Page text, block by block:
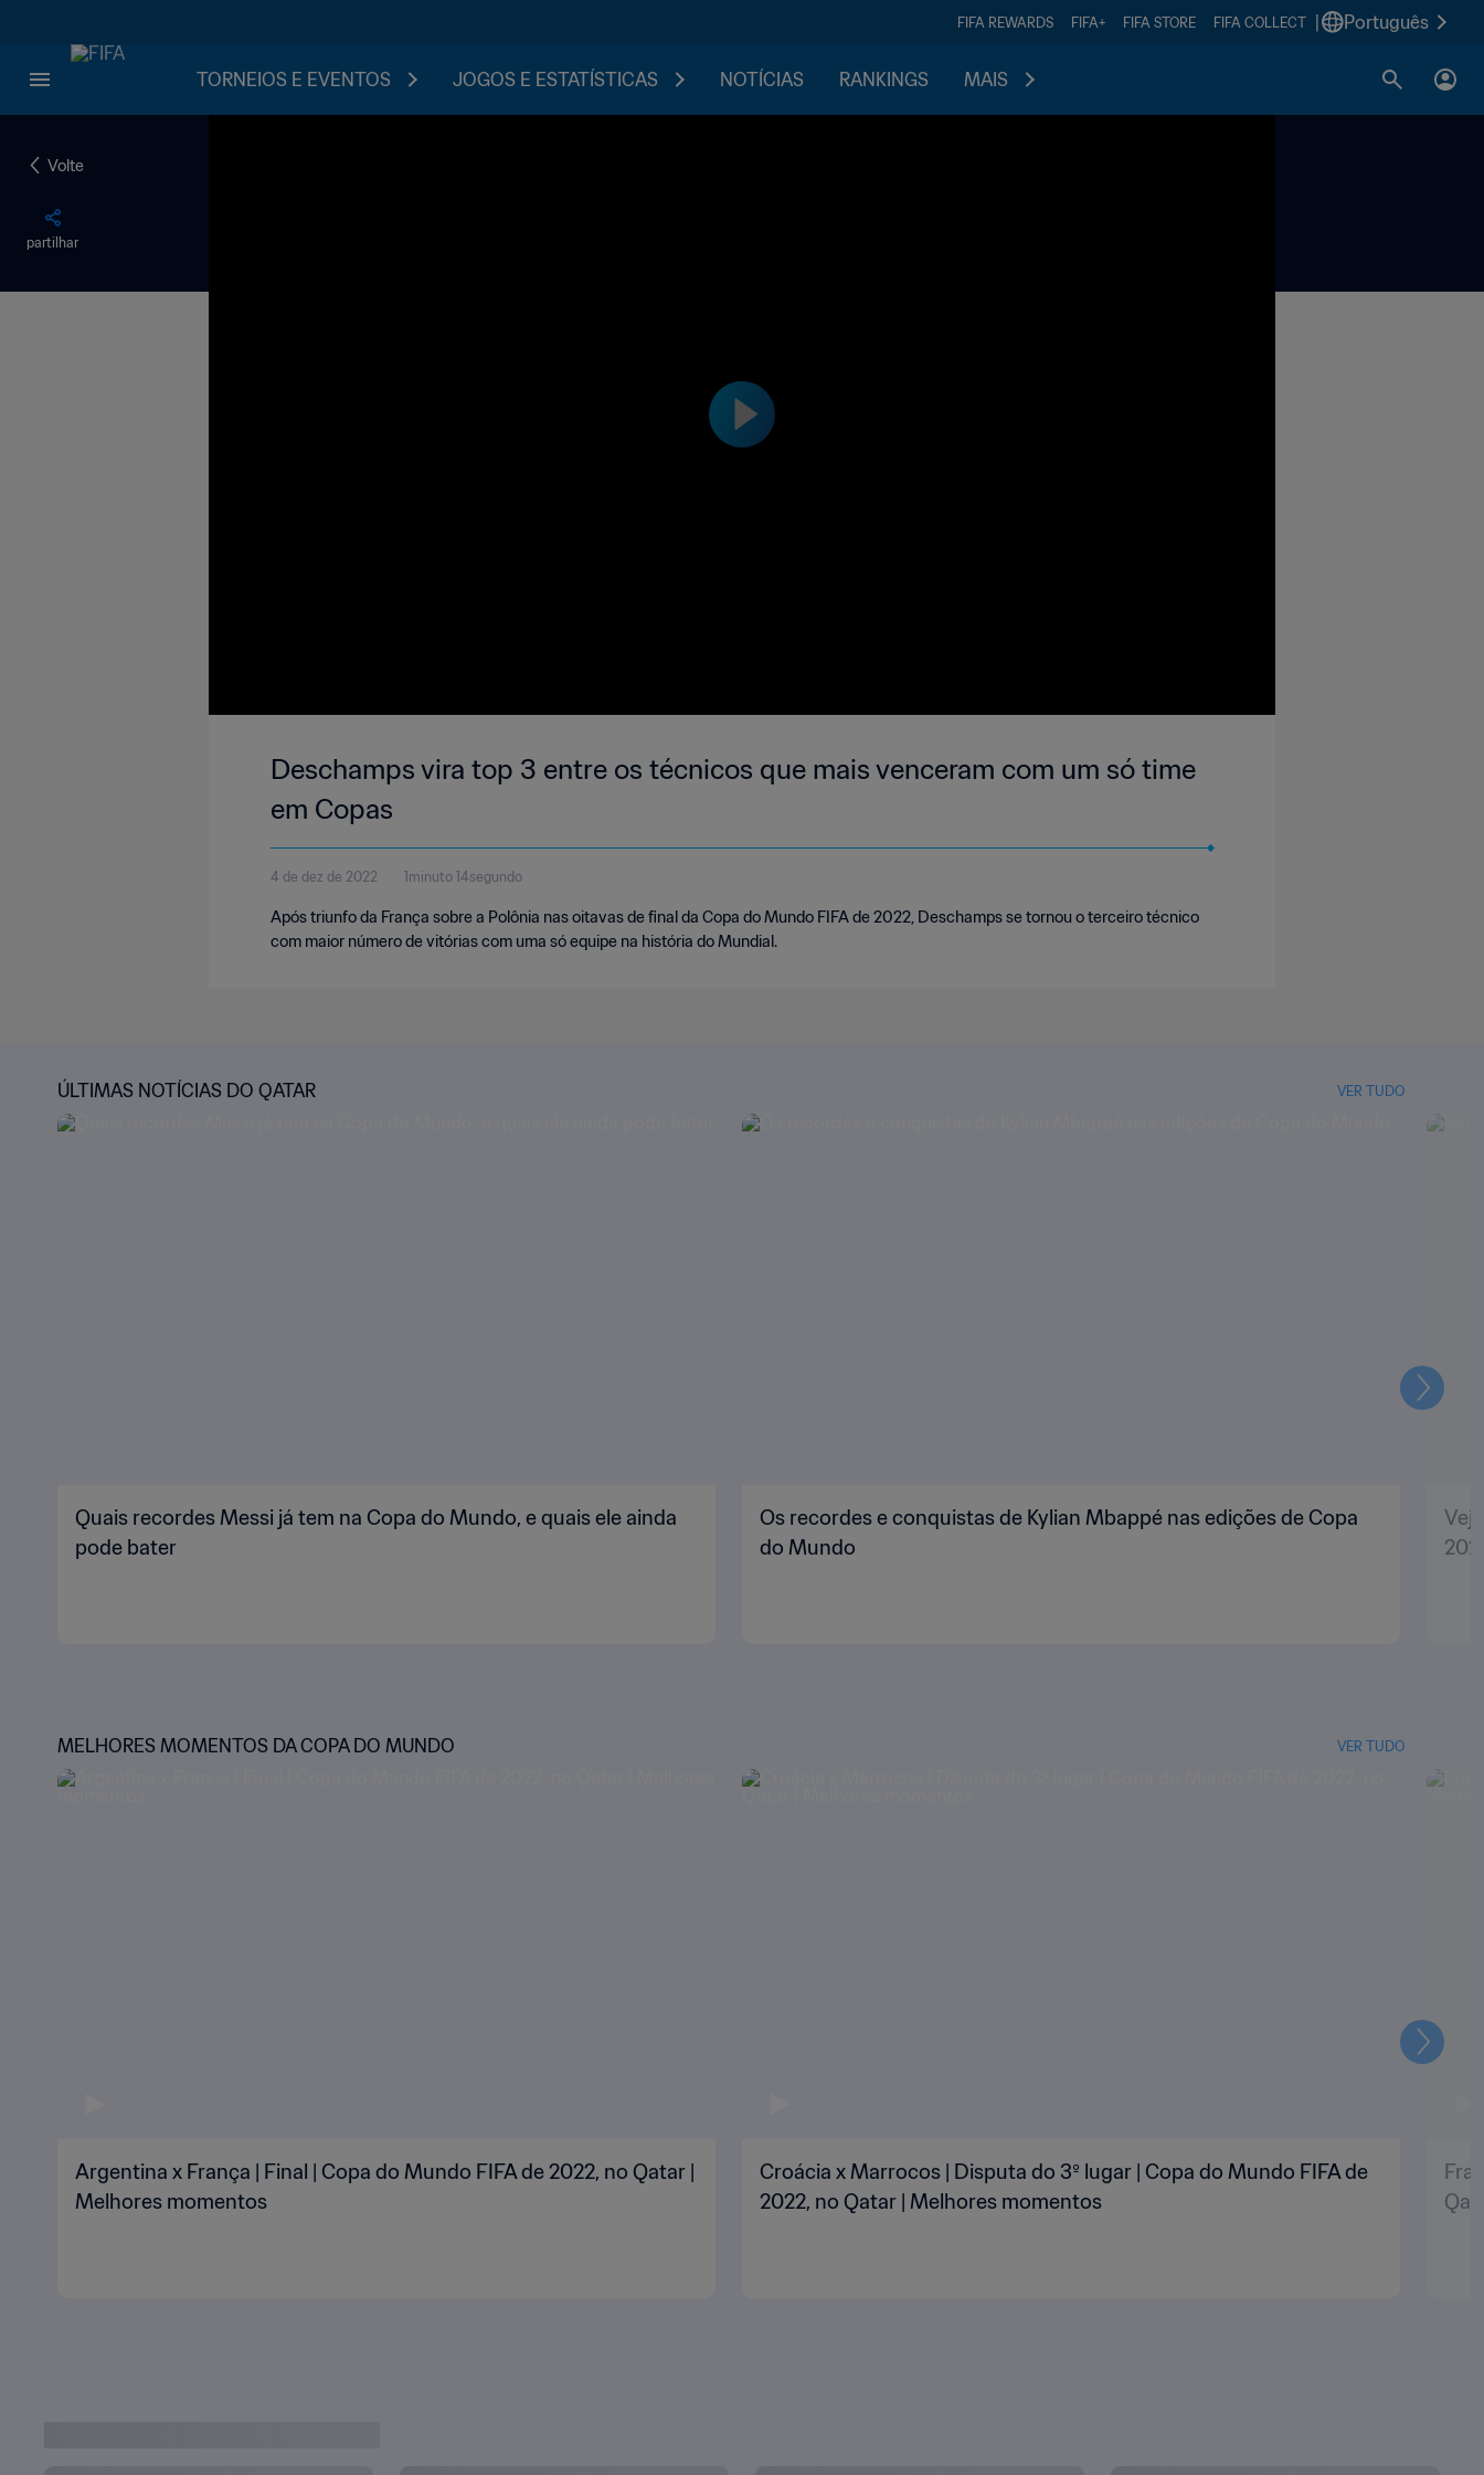
FIFA REWARDS FIFA+ FIFA STORE FIFA COLLECT Português
TORNEIOS E EVENTOS JOGOS E ESTATÍSTICAS NOTÍCIAS RANKINGS MAIS
Volte
partilhar
Deschamps vira top 3 entre os técnicos que mais venceram com um só time
em Copas
4 de dez de 2022 1minuto 14segundo
Após triunfo da França sobre a Polônia nas oitavas de final da Copa do Mundo FIFA de 2022, Deschamps se tornou o terceiro técnico
com maior número de vitórias com uma só equipe na história do Mundial.
ÚLTIMAS NOTÍCIAS DO QATAR VER TUDO
Quais recordes Messi já tem na Copa do Mundo, e quais ele ainda
pode bater
Os recordes e conquistas de Kylian Mbappé nas edições de Copa
do Mundo
MELHORES MOMENTOS DA COPA DO MUNDO VER TUDO
Argentina x França | Final | Copa do Mundo FIFA de 2022, no Qatar |
Melhores momentos
Croácia x Marrocos | Disputa do 3º lugar | Copa do Mundo FIFA de
2022, no Qatar | Melhores momentos